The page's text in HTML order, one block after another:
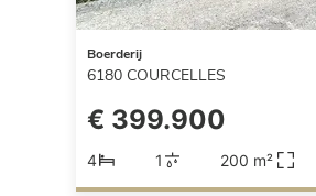
Boerderij
6180 COURCELLES
€ 399.900
4 1 200 m²